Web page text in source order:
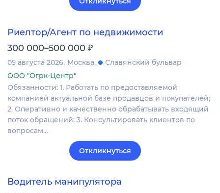
Риелтор/Агент по недвижимости
300 000–500 000 ₽
05 августа 2026 Москва
Славянский бульвар
ООО "Огрк-Центр"
Обязанности: 1. Работать по предоставляемой
компанией актуальной базе продавцов и покупателей;
2. Оперативно и качественно обрабатывать входящий
поток обращений; 3. Консультировать клиентов по
вопросам…
Откликнуться
Водитель манипулятора